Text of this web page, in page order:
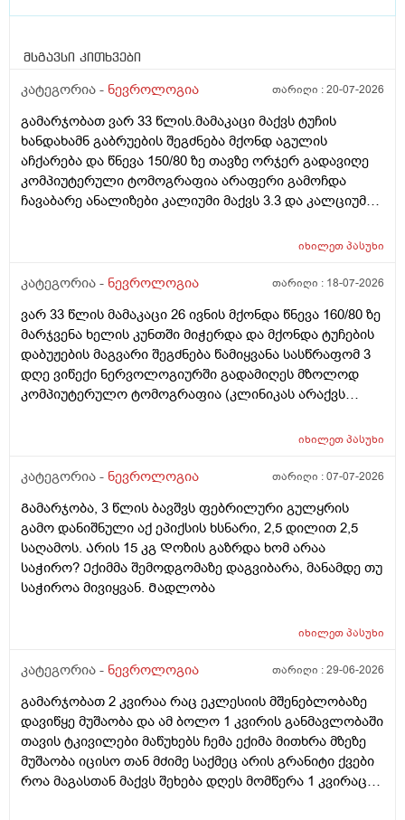
მსგავსი კითხვები
კატეგორია - ნევროლოგია თარიღი :20-07-2026
გამარჯობათ ვარ 33 წლის.მამაკაცი მაქვს ტუჩის
ხანდახამნ გაბრუების შეგძნება მქონდ აგულის
აჩქარება და წნევა 150/80 ზე თავზე ორჯერ გადავიღე
კომპიუტერული ტომოგრაფია არაფერი გამოჩდა
ჩავაბარე ანალიზები კალიუმი მაქვს 3.3 და კალციუმი
იხილეთპასუხი
კატეგორია - ნევროლოგია თარიღი : 18-07-2026
ვარ 33 წლის მამაკაცი 26 ივნის მქონდა წნევა 160/80 ზე
მარჯვენა ხელის კუნთში მიჭერდა და მქონდა ტუჩების
დაბუჟების მაგვარი შეგძნება წამიყვანა სასწრაფომ 3
დღე ვიწექი ნერვოლოგიურში გადამიღეს მზოლოდ
კომპიუტერულო ტომოგრაფია (კლინიკას არაქვს
ნეტვოზულოაო გამოწერისას წავედი კვლავ გადავიღე
მწვავე არაფერიაო ძალიან ვნერვიულობ ხელ თითქოს
შეგძნება რას მიღჩევთ რა გამოკვლევა ჩავიტარო ვერ
ვშვიდები სულ შიშო ვარ ერთი თვე გავიდა და
სიმპტომები არ ქრება
იხილეთპასუხი
კატეგორია - ნევროლოგია თარიღი :07-07-2026
Გამარჯობა, 3 წლის ბავშვს ფებრილური გულყრის
გამო დანიშნული აქ ეპიქსის ხსნარი, 2,5 დილით 2,5
საღამოს. Არის 15 კგ Დოზის გაზრდა ხომ არაა
საჭირო? Ექიმმა შემოდგომაზე დაგვიბარა, მანამდე თუ
საჭიროა მივიყვან. Მადლობა
იხილეთპასუხი
კატეგორია - ნევროლოგია თარიღი :29-06-2026
გამარჯობათ 2 კვირაა რაც ეკლესიის მშენებლობაზე
დავიწყე მუშაობა და ამ ბოლო 1 კვირის განმავლობაში
თავის ტკივილები მაწუხებს ჩემა ექიმა მითხრა მზეზე
მუშაობა იცისო თან მძიმე საქმეც არის გრანიტი ქვები
როა მაგასთან მაქვს შეხება დღეს მომწერა 1 კვირაც